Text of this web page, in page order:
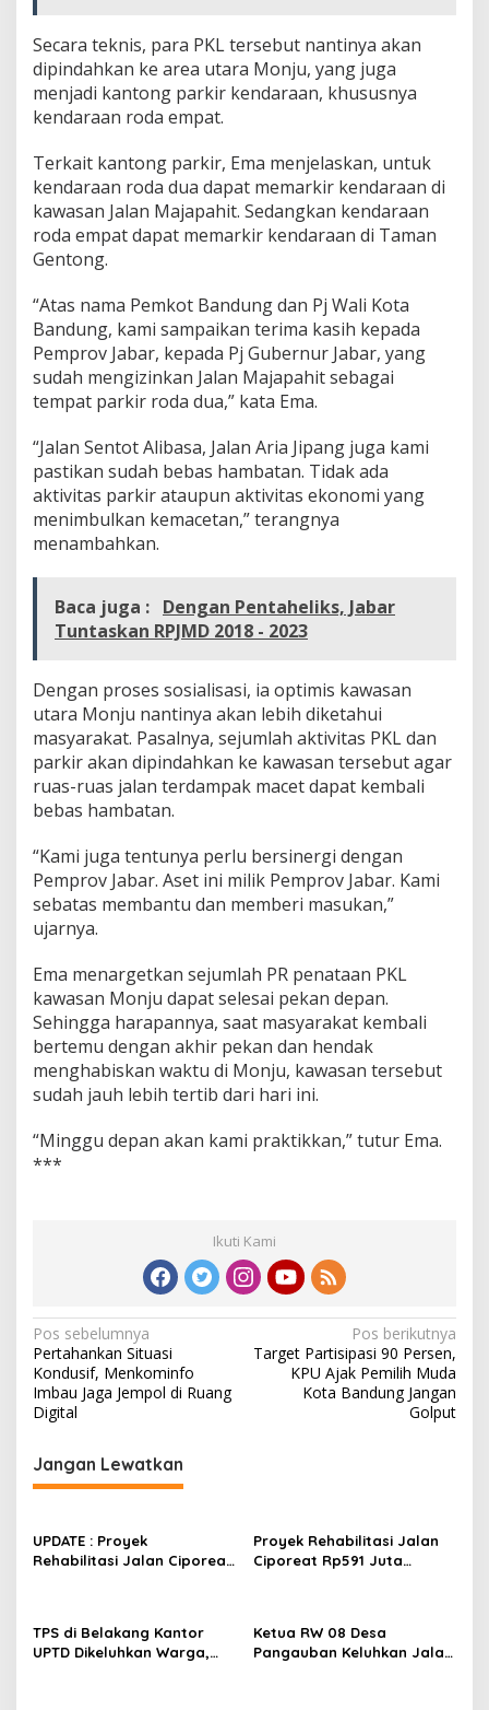
Secara teknis, para PKL tersebut nantinya akan
dipindahkan ke area utara Monju, yang juga
menjadi kantong parkir kendaraan, khususnya
kendaraan roda empat.
Terkait kantong parkir, Ema menjelaskan, untuk
kendaraan roda dua dapat memarkir kendaraan di
kawasan Jalan Majapahit. Sedangkan kendaraan
roda empat dapat memarkir kendaraan di Taman
Gentong.
“Atas nama Pemkot Bandung dan Pj Wali Kota
Bandung, kami sampaikan terima kasih kepada
Pemprov Jabar, kepada Pj Gubernur Jabar, yang
sudah mengizinkan Jalan Majapahit sebagai
tempat parkir roda dua,” kata Ema.
“Jalan Sentot Alibasa, Jalan Aria Jipang juga kami
pastikan sudah bebas hambatan. Tidak ada
aktivitas parkir ataupun aktivitas ekonomi yang
menimbulkan kemacetan,” terangnya
menambahkan.
Baca juga : Dengan Pentaheliks, Jabar
Tuntaskan RPJMD 2018 - 2023
Dengan proses sosialisasi, ia optimis kawasan
utara Monju nantinya akan lebih diketahui
masyarakat. Pasalnya, sejumlah aktivitas PKL dan
parkir akan dipindahkan ke kawasan tersebut agar
ruas-ruas jalan terdampak macet dapat kembali
bebas hambatan.
“Kami juga tentunya perlu bersinergi dengan
Pemprov Jabar. Aset ini milik Pemprov Jabar. Kami
sebatas membantu dan memberi masukan,”
ujarnya.
Ema menargetkan sejumlah PR penataan PKL
kawasan Monju dapat selesai pekan depan.
Sehingga harapannya, saat masyarakat kembali
bertemu dengan akhir pekan dan hendak
menghabiskan waktu di Monju, kawasan tersebut
sudah jauh lebih tertib dari hari ini.
“Minggu depan akan kami praktikkan,” tutur Ema.
***
Ikuti Kami
N
a
v
i
g
a
i
s
Pos sebelumnya
Pertahankan Situasi
Kondusif, Menkominfo
Imbau Jaga Jempol di Ruang
Digital
Pos berikutnya
Target Partisipasi 90 Persen,
KPU Ajak Pemilih Muda
Kota Bandung Jangan
Golput
Jangan Lewatkan
UPDATE : Proyek
Rehabilitasi Jalan Ciporeat
Proyek Rehabilitasi Jalan
Ciporeat Rp591 Juta
Penjelasan
TPS di Belakang Kantor
UPTD Dikeluhkan Warga,
Ketua RW 08 Desa
Pangauban Keluhkan Jalan